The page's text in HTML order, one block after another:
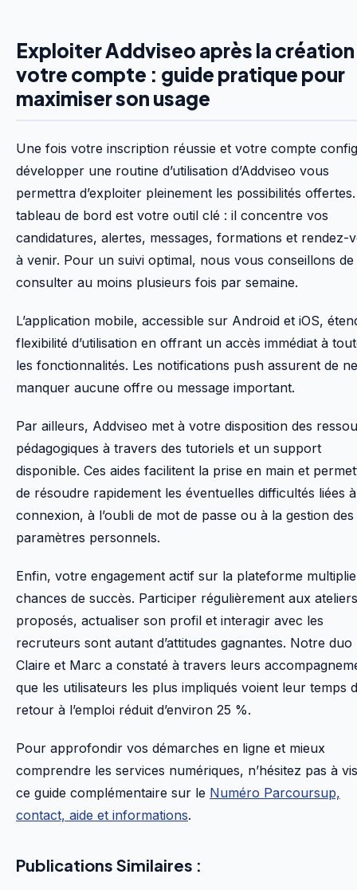
Exploiter Addviseo après la
votre compte : guide pratique pour
maximiser son usage
Une fois votre inscription réussie et votre compte
développer une routine d’utilisation d’Addviseo vous
permettra d’exploiter pleinement les possibilités
tableau de bord est votre outil clé : il concentre vos
candidatures, alertes, messages, formations et rendez-
à venir. Pour un suivi optimal, nous vous conseillons de
consulter au moins plusieurs fois par semaine.
L’application mobile, accessible sur Android et iOS,
flexibilité d’utilisation en offrant un accès immédiat à
les fonctionnalités. Les notifications push assurent de ne
manquer aucune offre ou message important.
Par ailleurs, Addviseo met à votre disposition des
pédagogiques à travers des tutoriels et un support
disponible. Ces aides facilitent la prise en main et
de résoudre rapidement les éventuelles difficultés liées
connexion, à l’oubli de mot de passe ou à la gestion des
paramètres personnels.
Enfin, votre engagement actif sur la plateforme
chances de succès. Participer régulièrement aux ateliers
proposés, actualiser son profil et interagir avec les
recruteurs sont autant d’attitudes gagnantes. Notre duo
Claire et Marc a constaté à travers leurs
que les utilisateurs les plus impliqués voient leur temps
retour à l’emploi réduit d’environ 25 %.
Pour approfondir vos démarches en ligne et mieux
comprendre les services numériques, n’hésitez pas à
ce guide complémentaire sur le Numéro Parcoursup,
contact, aide et informations.
Publications Similaires :